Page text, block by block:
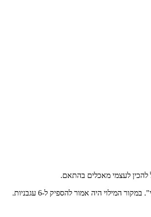
להכין לעצמי מאכלים בהתאם.
המתכון לא קשה להכנה, למרות שמלאכת מילוי העגבניות די סיזיפית. את המתכון מצאתי בספרון בשם "מתכונים טעימים של בשר טחון". מתוך "הסדרה הקטנה לבישול העולמי". במקור המילוי היה אמור להספיק ל-6 עגבניות.